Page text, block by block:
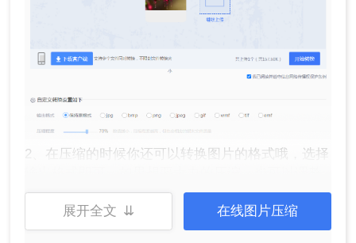
2、在压缩的时候你还可以转换图片的格式哦，选择
一下压缩程度，但是压缩力度越大，图片的画质会
有所影响哦。慎重选择。
展开全文 ⇊ 在线图片压缩